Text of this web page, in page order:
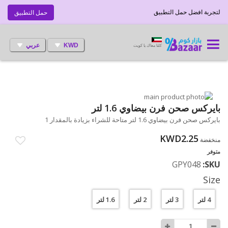
حمل التطبيق لتجربة افضل حمل التطبيق
KWD عربي كلنا معاك يا كويت
انتقل
إلى
النهاية
معرض
الصور
تخطي
إلى
بداية
معرض
بايركس صحن فرن بيضاوي 1.6 لتر
بايركس صحن فرن بيضاوي 1.6 لتر متاحة للشراء بزيادة بالمقدار 1
منخفضة KWD2.25
متوفر
SKU
GPY048
Size
4 لتر 3 لتر 2 لتر 1.6 لتر